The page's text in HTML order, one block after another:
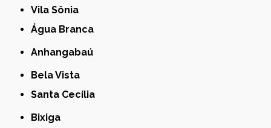
Vila Sônia
Água Branca
Anhangabaú
Bela Vista
Santa Cecília
Bixiga